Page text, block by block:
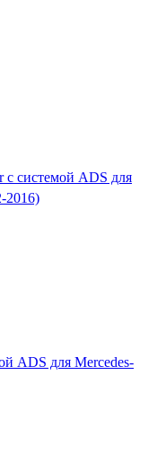
с системой ADS для
2016)
ADS для Mercedes-